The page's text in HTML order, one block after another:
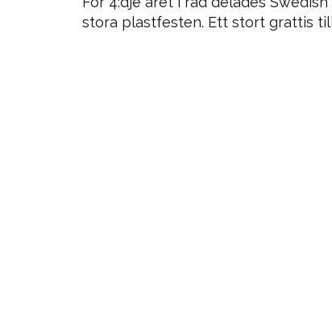
stora plastfesten. Ett stort grattis